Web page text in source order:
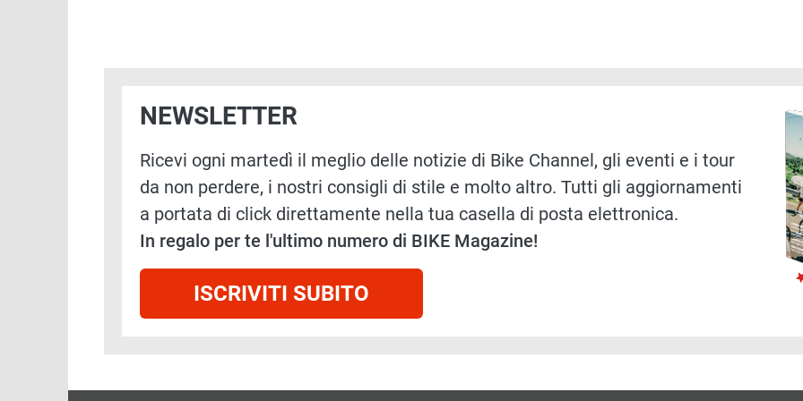
NEWSLETTER
Ricevi ogni martedì il meglio delle notizie di Bike Channel, gli eventi e i tour
da non perdere, i nostri consigli di stile e molto altro. Tutti gli aggiornamenti
a portata di click direttamente nella tua casella di posta elettronica.
In regalo per te l'ultimo numero di BIKE Magazine!
ISCRIVITI SUBITO